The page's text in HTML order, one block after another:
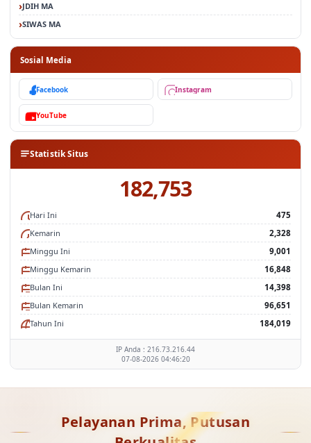
JDIH MA
SIWAS MA
Sosial Media
Facebook Instagram
YouTube
Statistik Situs
182,753
Hari Ini
475
Kemarin
2,328
Minggu Ini
9,001
Minggu Kemarin
16,848
Bulan Ini
14,398
Bulan Kemarin
96,651
Tahun Ini
184,019
IP Anda : 216.73.216.44
07-08-2026 04:46:20
Pelayanan Prima, Putusan